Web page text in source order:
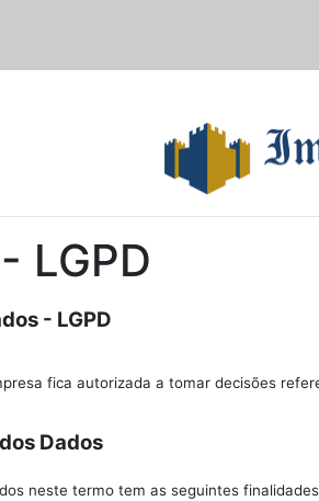
LGPD
- LGPD
fica autorizada a tomar decisões
Dados
neste termo tem as seguintes